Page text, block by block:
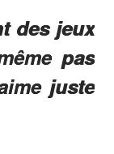
des jeux
pas
juste